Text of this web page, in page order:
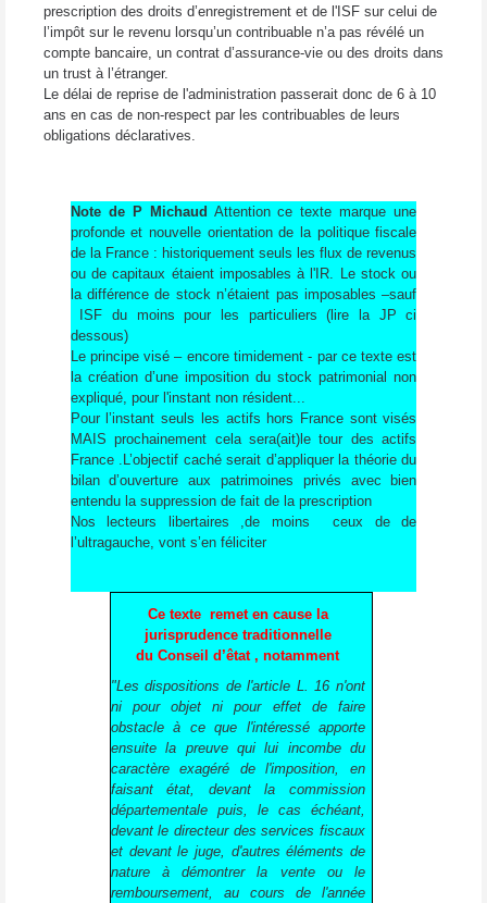
prescription des droits d’enregistrement et de l'ISF sur celui de
l’impôt sur le revenu lorsqu’un contribuable n’a pas révélé un
compte bancaire, un contrat d’assurance-vie ou des droits dans
un trust à l’étranger.
Le délai de reprise de l'administration passerait donc de 6 à 10
ans en cas de non-respect par les contribuables de leurs
obligations déclaratives.
Note de P Michaud Attention ce texte marque une
profonde et nouvelle orientation de la politique fiscale
de la France : historiquement seuls les flux de revenus
ou de capitaux étaient imposables à l'IR. Le stock ou
la différence de stock n’étaient pas imposables –sauf
ISF du moins pour les particuliers (lire la JP ci
dessous)
Le principe visé – encore timidement - par ce texte est
la création d’une imposition du stock patrimonial non
expliqué, pour l'instant non résident...
Pour l’instant seuls les actifs hors France sont visés
MAIS prochainement cela sera(ait)le tour des actifs
France .L’objectif caché serait d’appliquer la théorie du
bilan d’ouverture aux patrimoines privés avec bien
entendu la suppression de fait de la prescription
Nos lecteurs libertaires ,de moins ceux de de
l’ultragauche, vont s’en féliciter
Ce texte remet en cause la
jurisprudence traditionnelle
du Conseil d’êtat , notamment
"Les dispositions de l'article L. 16 n'ont
ni pour objet ni pour effet de faire
obstacle à ce que l'intéressé apporte
ensuite la preuve qui lui incombe du
caractère exagéré de l'imposition, en
faisant état, devant la commission
départementale puis, le cas échéant,
devant le directeur des services fiscaux
et devant le juge, d'autres éléments de
nature à démontrer la vente ou le
remboursement, au cours de l'année